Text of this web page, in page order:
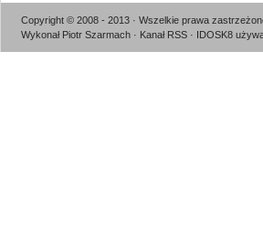
Copyright © 2008 - 2013 · Wszelkie prawa
Wykonał Piotr Szarmach · Kanał RSS · IDOSK8